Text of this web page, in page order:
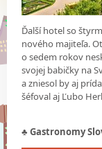
Ďalší hotel so
nového majiteľa.
o sedem rokov
svojej babičky na
a zniesol by aj
šéfoval aj Ľubo
♣Gastronomy